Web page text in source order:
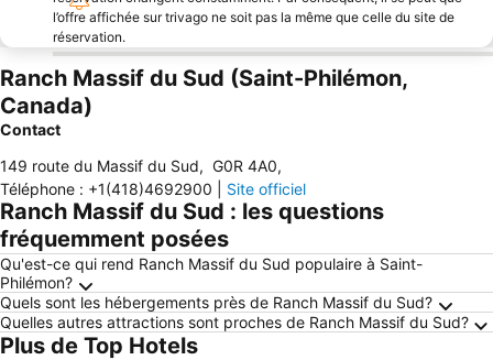
l’offre affichée sur trivago ne soit pas la même que celle du site de
réservation.
Ranch Massif du Sud (Saint-Philémon,
Canada)
Contact
149 route du Massif du Sud, G0R 4A0,
Téléphone : +1(418)4692900 Site officiel
Ranch Massif du Sud : les questions
fréquemment posées
Qu'est-ce qui rend Ranch Massif du Sud populaire à Saint-
Philémon?
Quels sont les hébergements près de Ranch Massif du Sud?
Quelles autres attractions sont proches de Ranch Massif du Sud?
Plus de Top Hotels